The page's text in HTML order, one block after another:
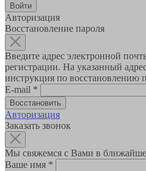
Авторизация
Восстановление пароля
Введите адрес электронной
регистрации. На указанный
инструкция по восстановлению
E-mail *
Авторизация
Заказать звонок
Мы свяжемся с Вами в
Ваше имя *